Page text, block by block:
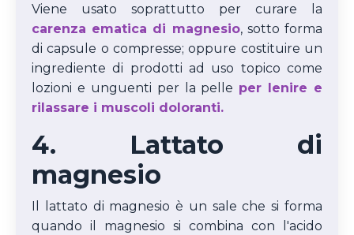
Viene usato soprattutto per curare la
carenza ematica di magnesio, sotto forma
di capsule o compresse; oppure costituire un
ingrediente di prodotti ad uso topico come
lozioni e unguenti per la pelle per lenire e
rilassare i muscoli doloranti.
4. Lattato di
magnesio
Il lattato di magnesio è un sale che si forma
quando il magnesio si combina con l'acido